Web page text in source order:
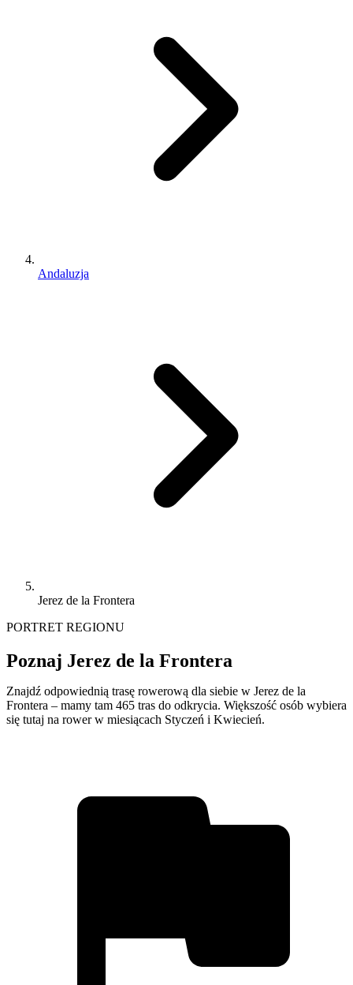
Andaluzja
Jerez de la Frontera
PORTRET REGIONU
Poznaj Jerez de la Frontera
Znajdź odpowiednią trasę rowerową dla siebie w Jerez de la
Frontera – mamy tam 465 tras do odkrycia. Większość osób wybiera
się tutaj na rower w miesiącach Styczeń i Kwiecień.